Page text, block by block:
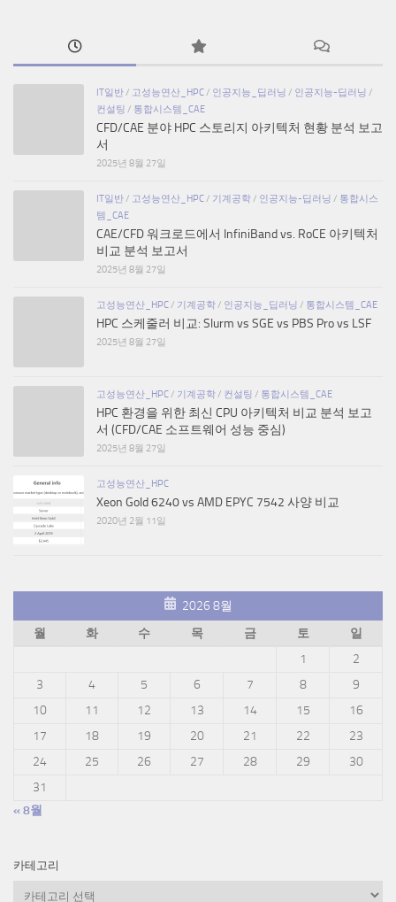
IT일반 / 고성능연산_HPC / 인공지능_딥러닝 / 인공지능-딥러닝 /
컨설팅 / 통합시스템_CAE
CFD/CAE 분야 HPC 스토리지 아키텍처 현황 분석 보고
서
2025년 8월 27일
IT일반 / 고성능연산_HPC / 기계공학 / 인공지능-딥러닝 / 통합시스
템_CAE
CAE/CFD 워크로드에서 InfiniBand vs. RoCE 아키텍처
비교 분석 보고서
2025년 8월 27일
고성능연산_HPC / 기계공학 / 인공지능_딥러닝 / 통합시스템_CAE
HPC 스케줄러 비교: Slurm vs SGE vs PBS Pro vs LSF
2025년 8월 27일
고성능연산_HPC / 기계공학 / 컨설팅 / 통합시스템_CAE
HPC 환경을 위한 최신 CPU 아키텍처 비교 분석 보고
서 (CFD/CAE 소프트웨어 성능 중심)
2025년 8월 27일
고성능연산_HPC
Xeon Gold 6240 vs AMD EPYC 7542 사양 비교
2020년 2월 11일
2026 8월
월
화 수 목 금 토
일
1
2
3
4 5 6 7 8
9
10
11 12 13 14 15
16
17
18 19 20 21 22
23
24
25 26 27 28 29
30
31
« 8월
카테고리